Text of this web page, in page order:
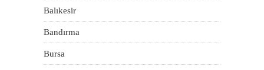
Balıkesir
Bandırma
Bursa